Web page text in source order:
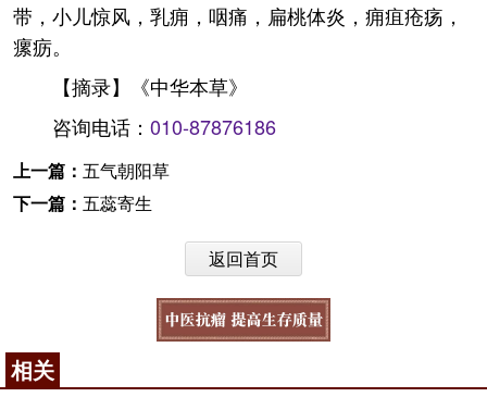
带，小儿惊风，乳痈，咽痛，扁桃体炎，痈疽疮疡，
瘰疬。
【摘录】《中华本草》
咨询电话： 010-87876186
上一篇： 五气朝阳草
下一篇： 五蕊寄生
返回首页
相关